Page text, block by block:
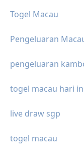
Togel Macau
Pengeluaran
pengeluaran
togel macau hari
live draw sgp
togel macau